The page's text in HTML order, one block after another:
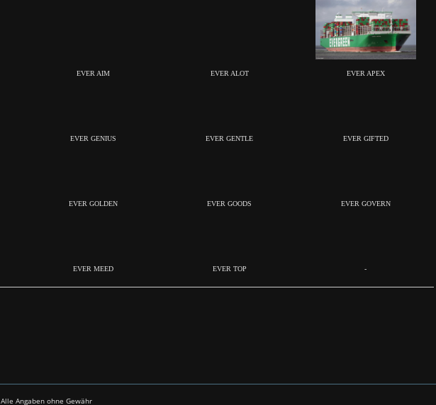
EVER AIM EVER ALOT EVER APEX
EVER GENIUS EVER GENTLE EVER GIFTED
EVER GOLDEN EVER GOODS EVER GOVERN
EVER MEED EVER TOP -
Angaben ohne Gewähr